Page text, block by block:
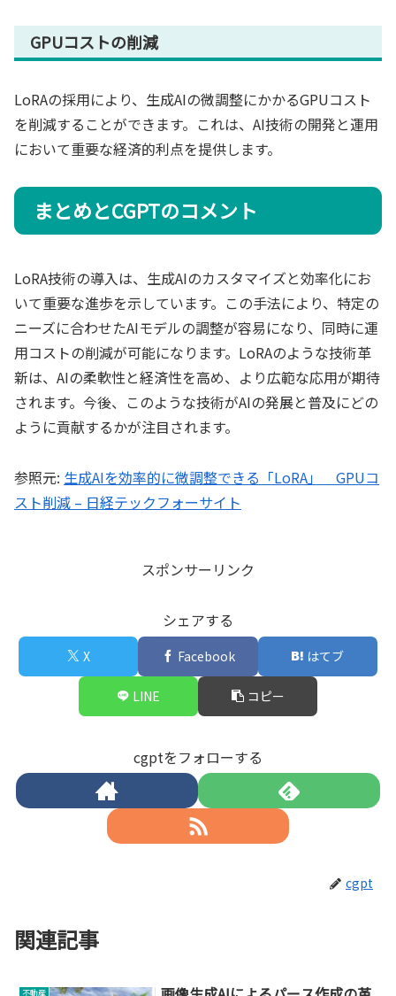
GPUコストの削減
LoRAの採用により、生成AIの微調整にかかるGPUコスト
を削減することができます。これは、AI技術の開発と運用
において重要な経済的利点を提供します。
まとめとCGPTのコメント
LoRA技術の導入は、生成AIのカスタマイズと効率化にお
いて重要な進歩を示しています。この手法により、特定の
ニーズに合わせたAIモデルの調整が容易になり、同時に運
用コストの削減が可能になります。LoRAのような技術革
新は、AIの柔軟性と経済性を高め、より広範な応用が期待
されます。今後、このような技術がAIの発展と普及にどの
ように貢献するかが注目されます。
参照元: 生成AIを効率的に微調整できる「LoRA」 GPUコ
スト削減 – 日経テックフォーサイト
スポンサーリンク
シェアする
X Facebook はてブ
LINE コピー
cgptをフォローする
cgpt
関連記事
不動産